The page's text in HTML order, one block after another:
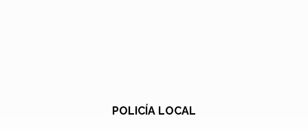
POLICÍA LOCAL